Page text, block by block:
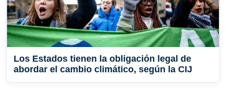
Los Estados tienen la obligación legal de
abordar el cambio climático, según la CIJ